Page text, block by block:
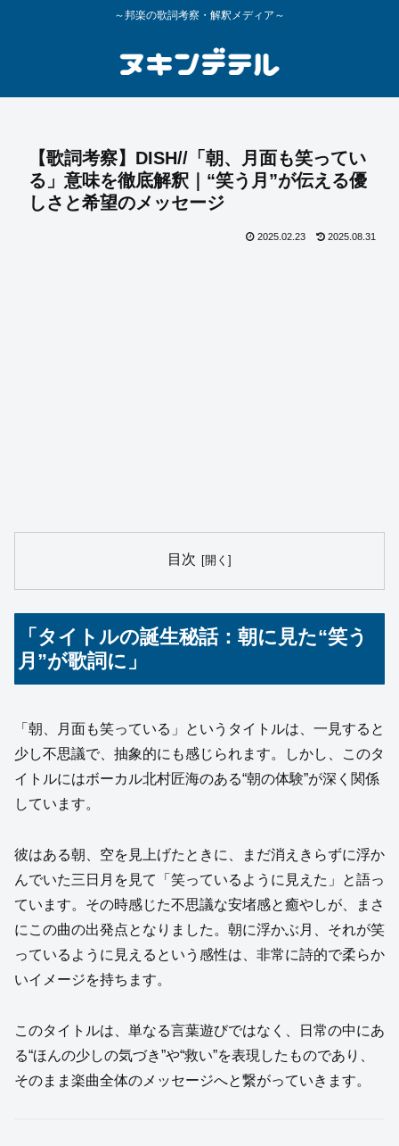
～邦楽の歌詞考察・解釈メディア～
【歌詞考察】DISH//「朝、月面も笑ってい
る」意味を徹底解釈｜“笑う月”が伝える優
しさと希望のメッセージ
2025.02.23 2025.08.31
目次
「タイトルの誕生秘話：朝に見た“笑う
月”が歌詞に」
「朝、月面も笑っている」というタイトルは、一見すると
少し不思議で、抽象的にも感じられます。しかし、このタ
イトルにはボーカル北村匠海のある“朝の体験”が深く関係
しています。
彼はある朝、空を見上げたときに、まだ消えきらずに浮か
んでいた三日月を見て「笑っているように見えた」と語っ
ています。その時感じた不思議な安堵感と癒やしが、まさ
にこの曲の出発点となりました。朝に浮かぶ月、それが笑
っているように見えるという感性は、非常に詩的で柔らか
いイメージを持ちます。
このタイトルは、単なる言葉遊びではなく、日常の中にあ
る“ほんの少しの気づき”や“救い”を表現したものであり、
そのまま楽曲全体のメッセージへと繋がっていきます。